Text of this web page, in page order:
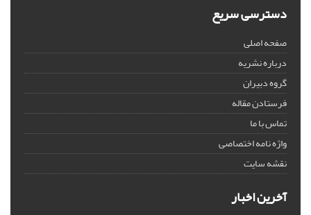
دسترسی سریع
صفحه اصلی
درباره نشریه
گروه دبیران
فرستادن مقاله
تماس با ما
واژه نامه اختصاصی
نقشه سایت
آخرین اخبار